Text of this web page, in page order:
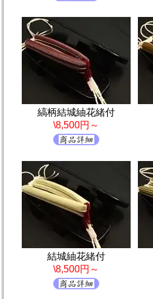
縞柄結城紬花緒付
\8,500円～
結城紬花緒付
\8,500円～